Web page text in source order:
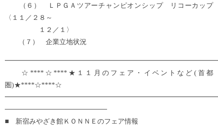
（６） ＬＰＧＡツアーチャンピオンシップ リコーカップ
〈１１／２８～
１２／１〉
（７） 企業立地状況
☆****☆****★１１月のフェア・イベントなど(首都
圏)★****☆****☆
─────────────────────
■ 新宿みやざき館ＫＯＮＮＥのフェア情報